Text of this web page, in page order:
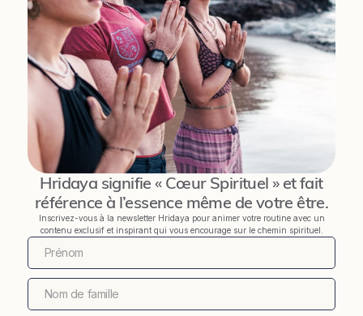
Hridaya signifie « Cœur Spirituel » et fait
référence à l’essence même de votre être.
Inscrivez-vous à la newsletter Hridaya pour animer votre routine avec un
contenu exclusif et inspirant qui vous encourage sur le chemin spirituel.